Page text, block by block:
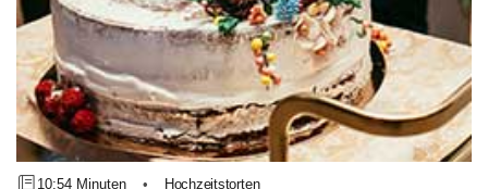
10:54 Minuten • Hochzeitstorten